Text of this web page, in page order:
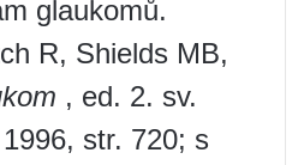
glaukomů.
R, Shields MB,
, ed. 2. sv.
str. 720; s